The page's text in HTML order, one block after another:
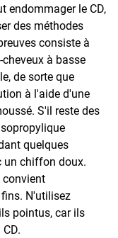
endommager le CD,
des méthodes
consiste à
à basse
de sorte que
à l'aide d'une
S'il reste des
quelques
un chiffon doux.
convient
N'utilisez
pointus, car ils